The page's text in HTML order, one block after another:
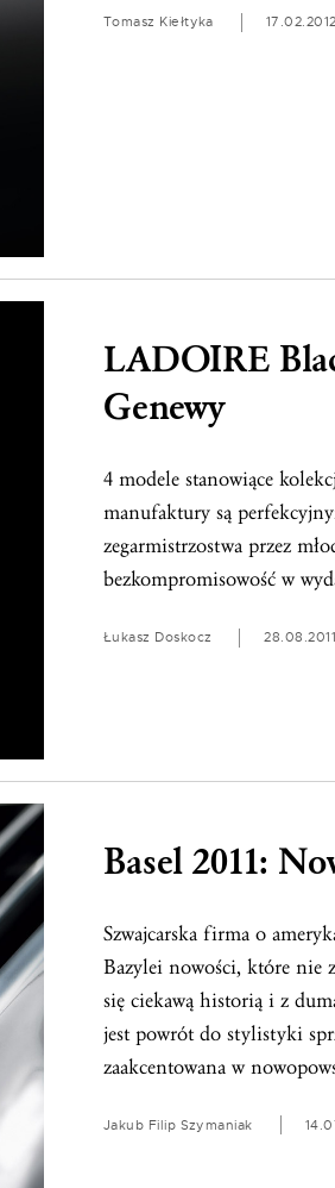
Tomasz Kiełtyka 17.02.2012
LADOIRE
Genewy
4 modele stanowiące
manufaktury są
zegarmistrzostwa przez
bezkompromisowość w
Łukasz Doskocz 28.08.2011
Basel 2011:
Szwajcarska firma o
Bazylei nowości, które nie
się ciekawą historią i z
jest powrót do stylistyki
zaakcentowana w
Jakub Filip Szymaniak